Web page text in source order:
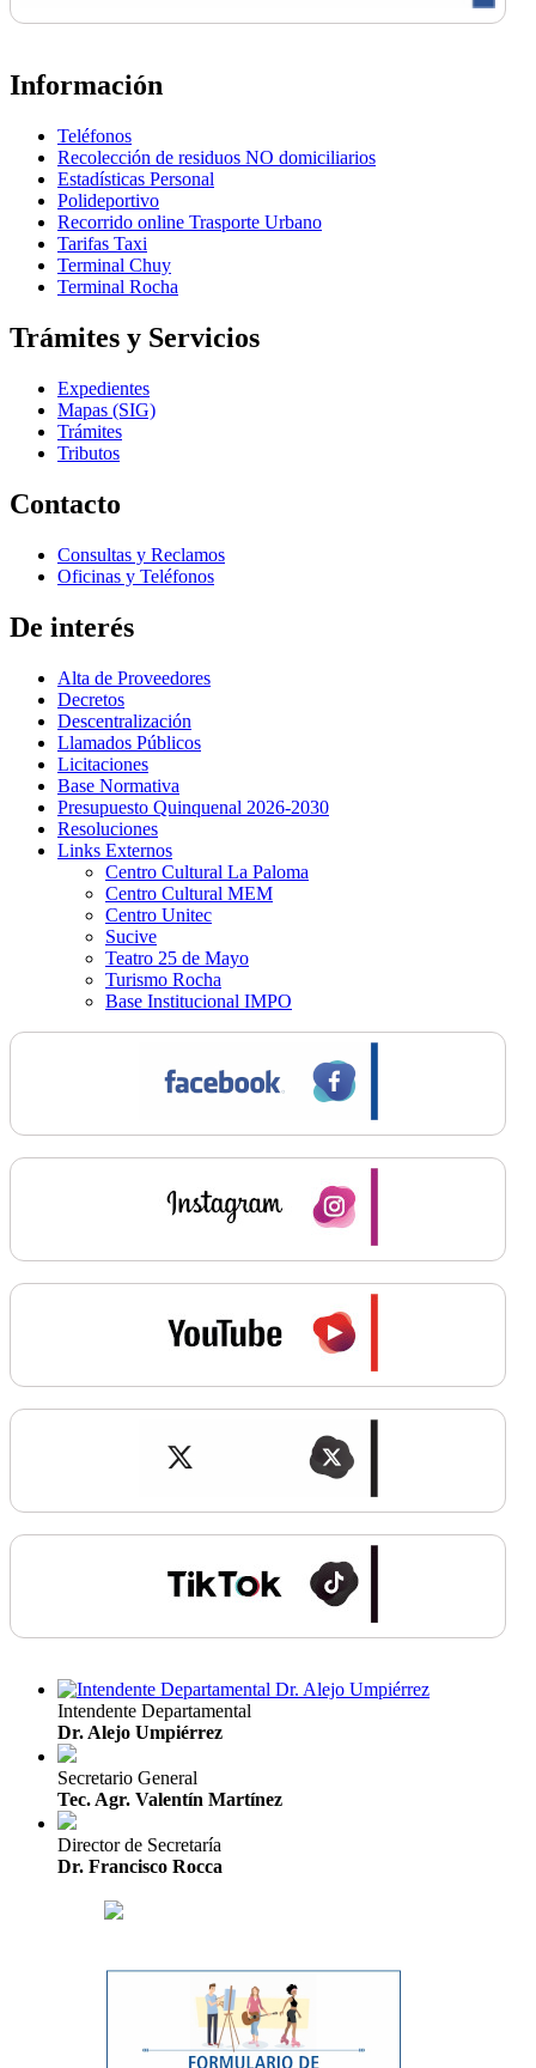
Información
Teléfonos
Recolección de residuos NO domiciliarios
Estadísticas Personal
Polideportivo
Recorrido online Trasporte Urbano
Tarifas Taxi
Terminal Chuy
Terminal Rocha
Trámites y Servicios
Expedientes
Mapas (SIG)
Trámites
Tributos
Contacto
Consultas y Reclamos
Oficinas y Teléfonos
De interés
Alta de Proveedores
Decretos
Descentralización
Llamados Públicos
Licitaciones
Base Normativa
Presupuesto Quinquenal 2026-2030
Resoluciones
Links Externos
Centro Cultural La Paloma
Centro Cultural MEM
Centro Unitec
Sucive
Teatro 25 de Mayo
Turismo Rocha
Base Institucional IMPO
Intendente Departamental
Dr. Alejo Umpiérrez
Secretario General
Tec. Agr. Valentín Martínez
Director de Secretaría
Dr. Francisco Rocca